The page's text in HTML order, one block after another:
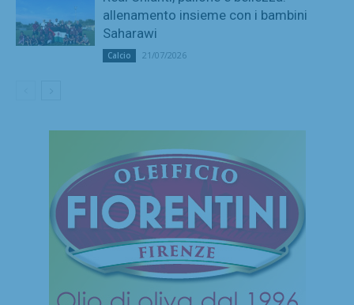
allenamento insieme con i bambini
Saharawi
Calcio 21/07/2026